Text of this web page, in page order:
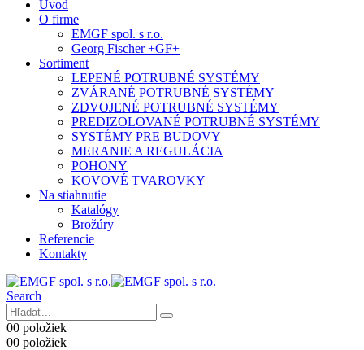
Úvod
O firme
EMGF spol. s r.o.
Georg Fischer +GF+
Sortiment
LEPENÉ POTRUBNÉ SYSTÉMY
ZVÁRANÉ POTRUBNÉ SYSTÉMY
ZDVOJENÉ POTRUBNÉ SYSTÉMY
PREDIZOLOVANÉ POTRUBNÉ SYSTÉMY
SYSTÉMY PRE BUDOVY
MERANIE A REGULÁCIA
POHONY
KOVOVÉ TVAROVKY
Na stiahnutie
Katalógy
Brožúry
Referencie
Kontakty
Search
00 položiek
00 položiek